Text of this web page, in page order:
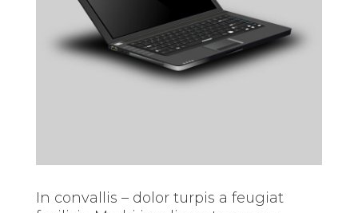
In convallis – dolor turpis a feugiat